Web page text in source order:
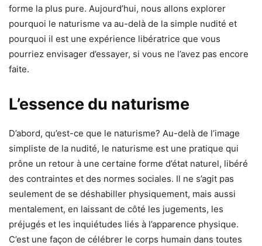
forme la plus pure. Aujourd’hui, nous allons explorer
pourquoi le naturisme va au-delà de la simple nudité et
pourquoi il est une expérience libératrice que vous
pourriez envisager d’essayer, si vous ne l’avez pas encore
faite.
L’essence du naturisme
D’abord, qu’est-ce que le naturisme? Au-delà de l’image
simpliste de la nudité, le naturisme est une pratique qui
prône un retour à une certaine forme d’état naturel, libéré
des contraintes et des normes sociales. Il ne s’agit pas
seulement de se déshabiller physiquement, mais aussi
mentalement, en laissant de côté les jugements, les
préjugés et les inquiétudes liés à l’apparence physique.
C’est une façon de célébrer le corps humain dans toutes